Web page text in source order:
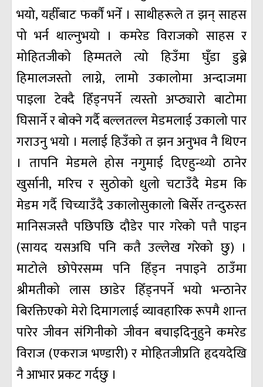
भयो, यहीँबाट फर्कौं भनेँ । साथीहरूले त झन् साहस
पो भर्न थाल्नुभयो । कमरेड विराजको साहस र
मोहितजीको हिम्मतले त्यो हिउँमा घुँडा डुब्ने
हिमालजस्तो लाग्ने, लामो उकालोमा अन्दाजमा
पाइला टेक्दै हिँड्नपर्ने त्यस्तो अप्ठ्यारो बाटोमा
घिसार्ने र बोक्ने गर्दै बल्लतल्ल मेडमलाई उकालो पार
गराउनु भयो । मलाई हिउँको त झन अनुभव नै थिएन
। तापनि मेडमले होस नगुमाई दिएहुन्थ्यो ठानेर
खुर्सानी, मरिच र सुठोको धुलो चटाउँदै मेडम कि
मेडम गर्दै चिच्याउँदै उकालोसुकालो बिर्सेर तन्दुरुस्त
मानिसजस्तै पछिपछि दौडेर पार गरेको पत्तै पाइन
(सायद यसअघि पनि कतै उल्लेख गरेको छु) ।
माटोले छोपेरसम्म पनि हिँड्न नपाइने ठाउँमा
श्रीमतीको लास छाडेर हिँड्नपर्ने भयो भन्ठानेर
बिरक्तिएको मेरो दिमागलाई व्यावहारिक रूपमै शान्त
पारेर जीवन संगिनीको जीवन बचाइदिनुहुने कमरेड
विराज (एकराज भण्डारी) र मोहितजीप्रति हृदयदेखि
नै आभार प्रकट गर्दछु ।